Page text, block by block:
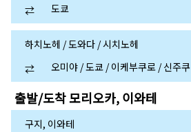
⇄
도쿄
하치노헤 / 도와다 / 시치노헤
⇄
오미야 / 도쿄 / 이케부쿠로 / 신주쿠
출발/도착모리오카, 이와테
구지, 이와테